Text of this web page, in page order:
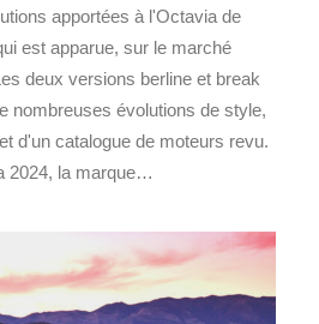
apportées à l'Octavia de
est apparue, sur le marché
deux versions berline et break
nombreuses évolutions de style,
d'un catalogue de moteurs revu.
2024, la marque…